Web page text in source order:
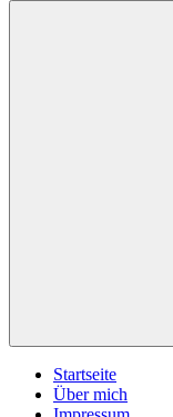
Startseite
Über mich